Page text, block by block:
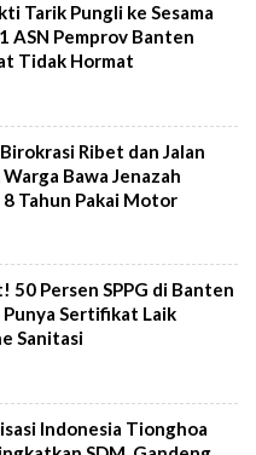
Tarik Pungli ke Sesama
1 ASN Pemprov Banten
Tidak Hormat
Ribet dan Jalan
Warga Bawa Jenazah
8 Tahun Pakai Motor
50 Persen SPPG di Banten
Punya Sertifikat Laik
Sanitasi
Indonesia Tionghoa